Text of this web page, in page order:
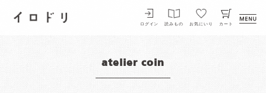
イロドリ
ログイン 読みもの お気にいり カート
atelier coin